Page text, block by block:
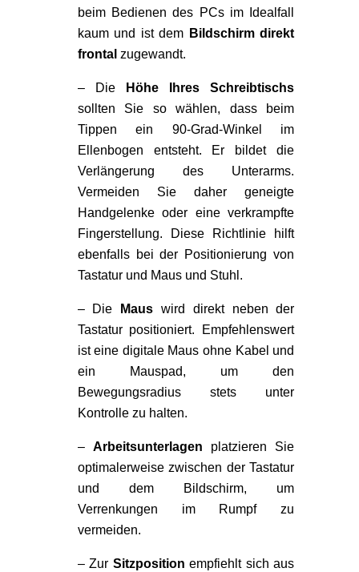
beim Bedienen des PCs im Idealfall
kaum und ist dem Bildschirm direkt
frontal zugewandt.
– Die
Höhe Ihres Schreibtischs
sollten Sie so wählen, dass beim
Tippen ein 90-Grad-Winkel im
Ellenbogen entsteht. Er bildet die
Verlängerung des Unterarms.
Vermeiden Sie daher geneigte
Handgelenke oder eine verkrampfte
Fingerstellung. Diese Richtlinie hilft
ebenfalls bei der Positionierung von
Tastatur und Maus und Stuhl.
– Die Mauswird direkt neben der
Tastatur positioniert. Empfehlenswert
ist eine digitale Maus ohne Kabel und
ein Mauspad, um den
Bewegungsradius stets unter
Kontrolle zu halten.
– Arbeitsunterlagen platzieren Sie
optimalerweise zwischen der Tastatur
und dem Bildschirm, um
Verrenkungen im Rumpf zu
vermeiden.
– Zur Sitzpositionempfiehlt sich aus